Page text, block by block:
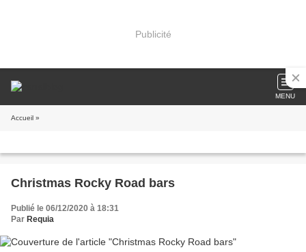
Publicité
MENU
Accueil »
Christmas Rocky Road bars
Publié le 06/12/2020 à 18:31
Par Requia